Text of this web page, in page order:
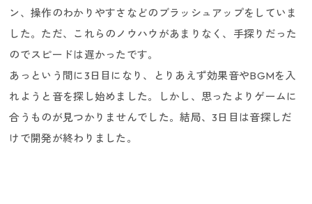
ン、操作のわかりやすさなどのブラッシュアップをしていま
した。ただ、これらのノウハウがあまりなく、手探りだった
のでスピードは遅かったです。
あっという間に3日目になり、とりあえず効果音やBGMを入
れようと音を探し始めました。しかし、思ったよりゲームに
合うものが見つかりませんでした。結局、3日目は音探しだ
けで開発が終わりました。